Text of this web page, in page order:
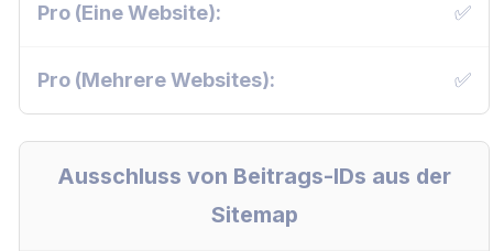
✅
✅
Ausschluss von Beitrags-IDs aus der
Sitemap